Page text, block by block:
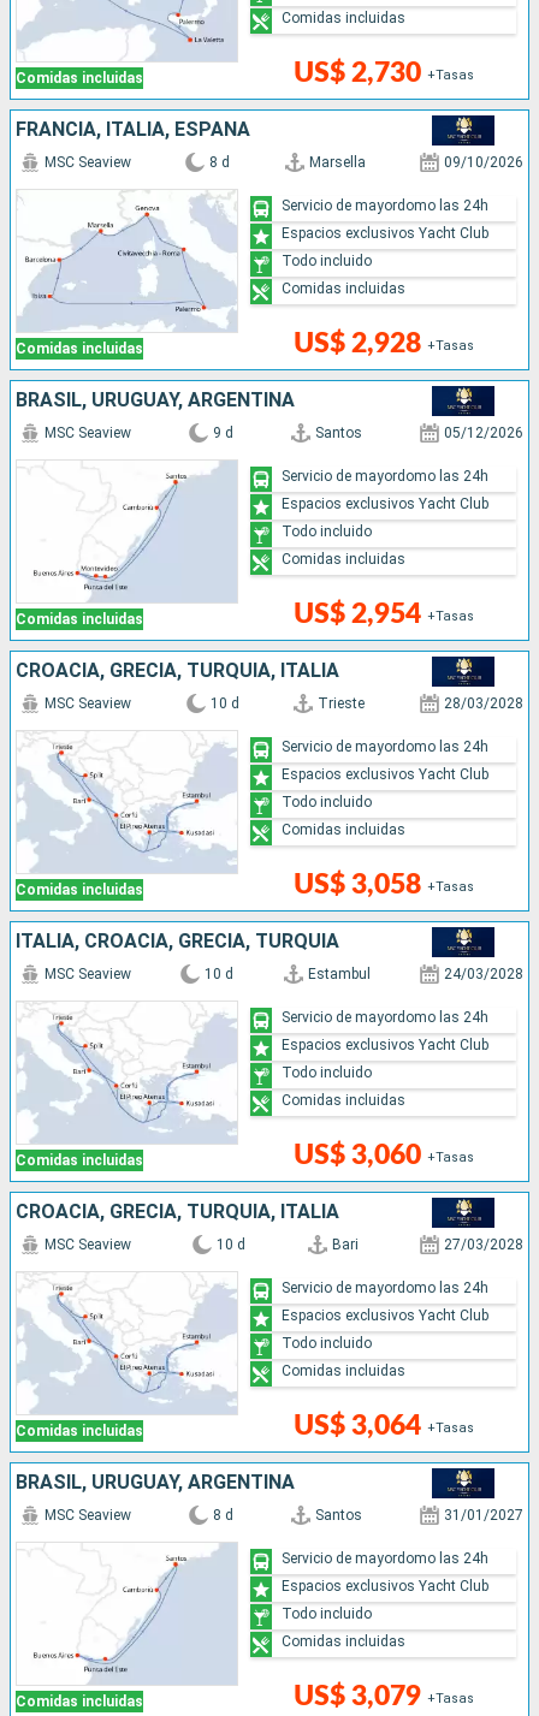
Comidas incluidas US$ 2,730 +Tasas
Comidas incluidas
FRANCIA, ITALIA, ESPAÑA
Comidas incluidas
MSC Seaview 8 d Marsella 09/10/2026
US$ 2,928 +Tasas
Servicio de mayordomo las 24h
Espacios exclusivos Yacht Club
Todo incluido
Comidas incluidas
BRASIL, URUGUAY, ARGENTINA
Comidas incluidas
MSC Seaview 9 d Santos 05/12/2026
US$ 2,954 +Tasas
Servicio de mayordomo las 24h
Espacios exclusivos Yacht Club
Todo incluido
Comidas incluidas
CROACIA, GRECIA, TURQUÍA, ITALIA
Comidas incluidas
MSC Seaview 10 d Trieste 28/03/2028
US$ 3,058 +Tasas
Servicio de mayordomo las 24h
Espacios exclusivos Yacht Club
Todo incluido
Comidas incluidas
ITALIA, CROACIA, GRECIA, TURQUÍA
Comidas incluidas
MSC Seaview 10 d Estambul 24/03/2028
US$ 3,060 +Tasas
Servicio de mayordomo las 24h
Espacios exclusivos Yacht Club
Todo incluido
Comidas incluidas
CROACIA, GRECIA, TURQUÍA, ITALIA
Comidas incluidas
MSC Seaview 10 d Bari 27/03/2028
US$ 3,064 +Tasas
Servicio de mayordomo las 24h
Espacios exclusivos Yacht Club
Todo incluido
Comidas incluidas
BRASIL, URUGUAY, ARGENTINA
Comidas incluidas
MSC Seaview 8 d Santos 31/01/2027
US$ 3,079 +Tasas
Servicio de mayordomo las 24h
Espacios exclusivos Yacht Club
Todo incluido
Comidas incluidas